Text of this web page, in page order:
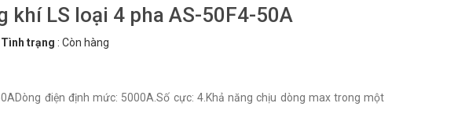
khí LS loại 4 pha AS-50F4-50A
Tình trạng : Còn hàng
điện định mức: 5000A.Số cực: 4.Khả năng chịu dòng max trong một